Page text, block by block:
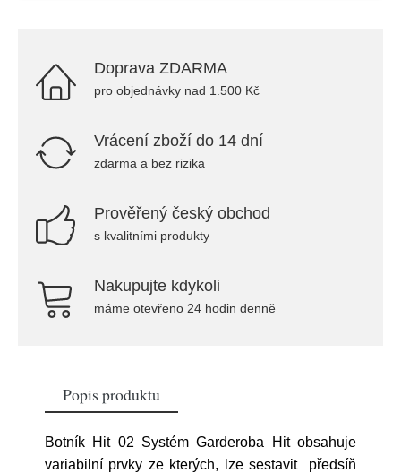
Doprava ZDARMA
pro objednávky nad 1.500 Kč
Vrácení zboží do 14 dní
zdarma a bez rizika
Prověřený český obchod
s kvalitními produkty
Nakupujte kdykoli
máme otevřeno 24 hodin denně
Popis produktu
Botník Hit 02 Systém Garderoba Hit obsahuje
variabilní prvky ze kterých, lze sestavit předsíň